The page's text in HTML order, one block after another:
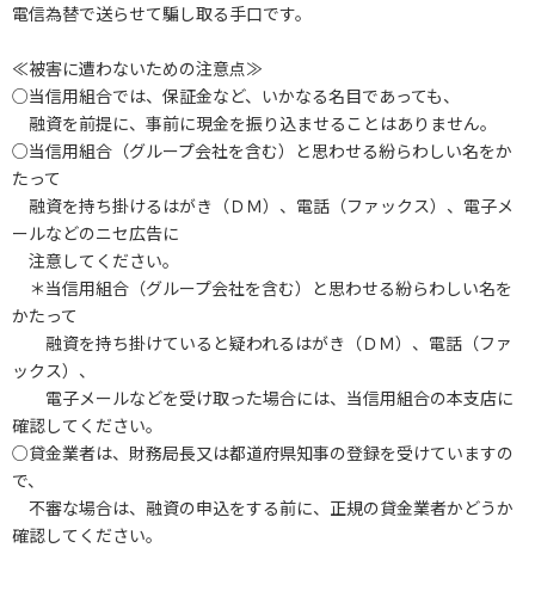
電信為替で送らせて騙し取る手口です。
≪被害に遭わないための注意点≫
○当信用組合では、保証金など、いかなる名目であっても、
融資を前提に、事前に現金を振り込ませることはありません。
○当信用組合（グループ会社を含む）と思わせる紛らわしい名をか
たって
融資を持ち掛けるはがき（ＤＭ）、電話（ファックス）、電子メ
ールなどのニセ広告に
注意してください。
＊当信用組合（グループ会社を含む）と思わせる紛らわしい名を
かたって
融資を持ち掛けていると疑われるはがき（ＤＭ）、電話（ファ
ックス）、
電子メールなどを受け取った場合には、当信用組合の本支店に
確認してください。
○貸金業者は、財務局長又は都道府県知事の登録を受けていますの
で、
不審な場合は、融資の申込をする前に、正規の貸金業者かどうか
確認してください。